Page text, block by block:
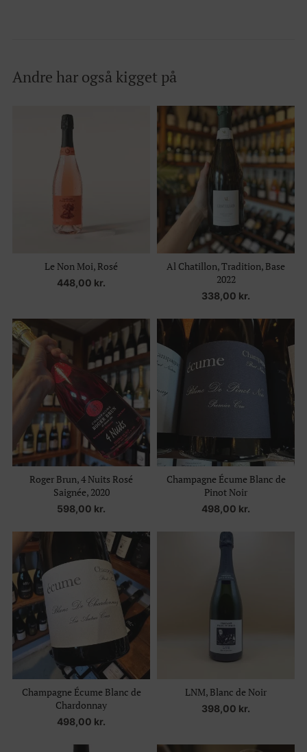
Andre har også kigget på
Le Non Moi, Rosé
448,00 kr.
Al Chatillon, Tradition, Base
2022
338,00 kr.
Roger Brun, 4 Nuits Rosé
Saignée, 2020
598,00 kr.
Champagne Écume Blanc de
Pinot Noir
498,00 kr.
Champagne Écume Blanc de
Chardonnay
498,00 kr.
LNM, Blanc de Noir
398,00 kr.